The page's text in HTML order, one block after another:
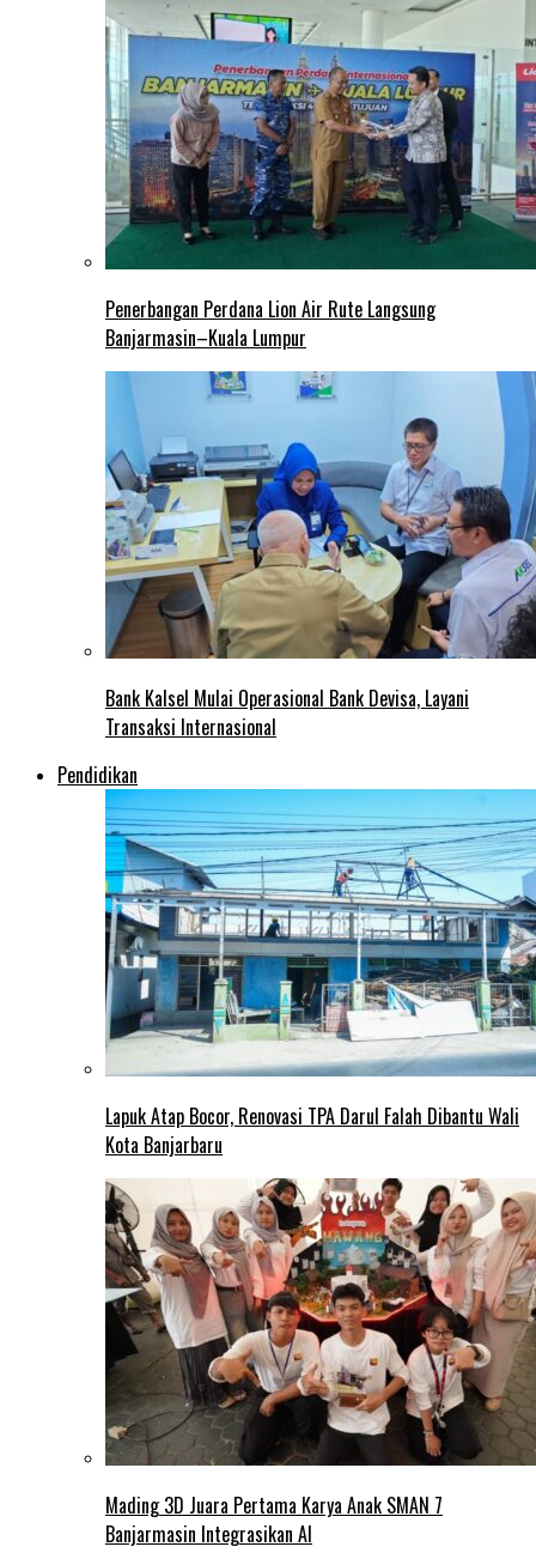
Penerbangan Perdana Lion Air Rute Langsung
Banjarmasin–Kuala Lumpur
Bank Kalsel Mulai Operasional Bank Devisa, Layani
Transaksi Internasional
Pendidikan
Lapuk Atap Bocor, Renovasi TPA Darul Falah Dibantu Wali
Kota Banjarbaru
Mading 3D Juara Pertama Karya Anak SMAN 7
Banjarmasin Integrasikan AI